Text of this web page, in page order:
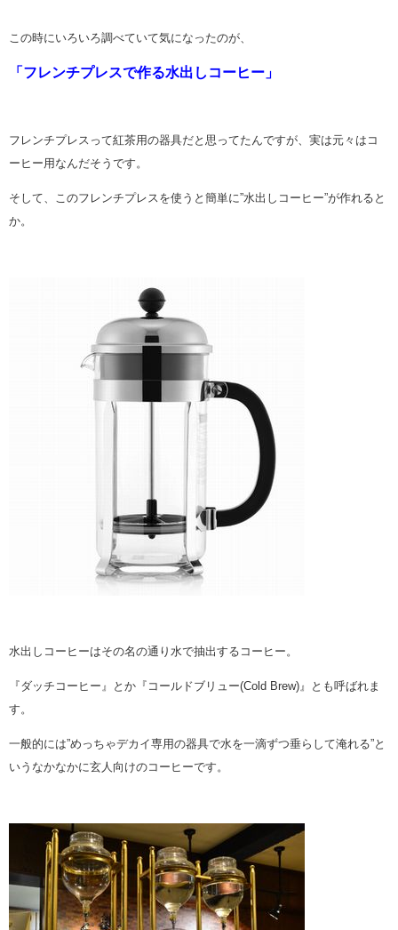
この時にいろいろ調べていて気になったのが、
「フレンチプレスで作る水出しコーヒー」
フレンチプレスって紅茶用の器具だと思ってたんですが、実は元々はコ
ーヒー用なんだそうです。
そして、このフレンチプレスを使うと簡単に”水出しコーヒー”が作れると
か。
水出しコーヒーはその名の通り水で抽出するコーヒー。
『ダッチコーヒー』とか『コールドブリュー(Cold Brew)』とも呼ばれま
す。
一般的には”めっちゃデカイ専用の器具で水を一滴ずつ垂らして淹れる”と
いうなかなかに玄人向けのコーヒーです。